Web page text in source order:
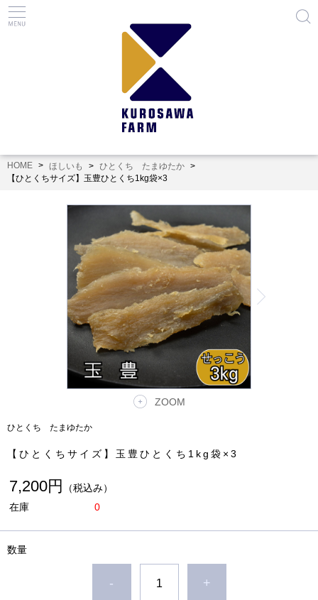
HOME ほしいも
ひとくち たまゆたか
【ひとくちサイズ】玉豊ひとくち1kg袋×3
ZOOM
ひとくち たまゆたか
【ひとくちサイズ】玉豊ひとくち1kg袋×3
7,200円
（税込み）
在庫
0
数量
- +